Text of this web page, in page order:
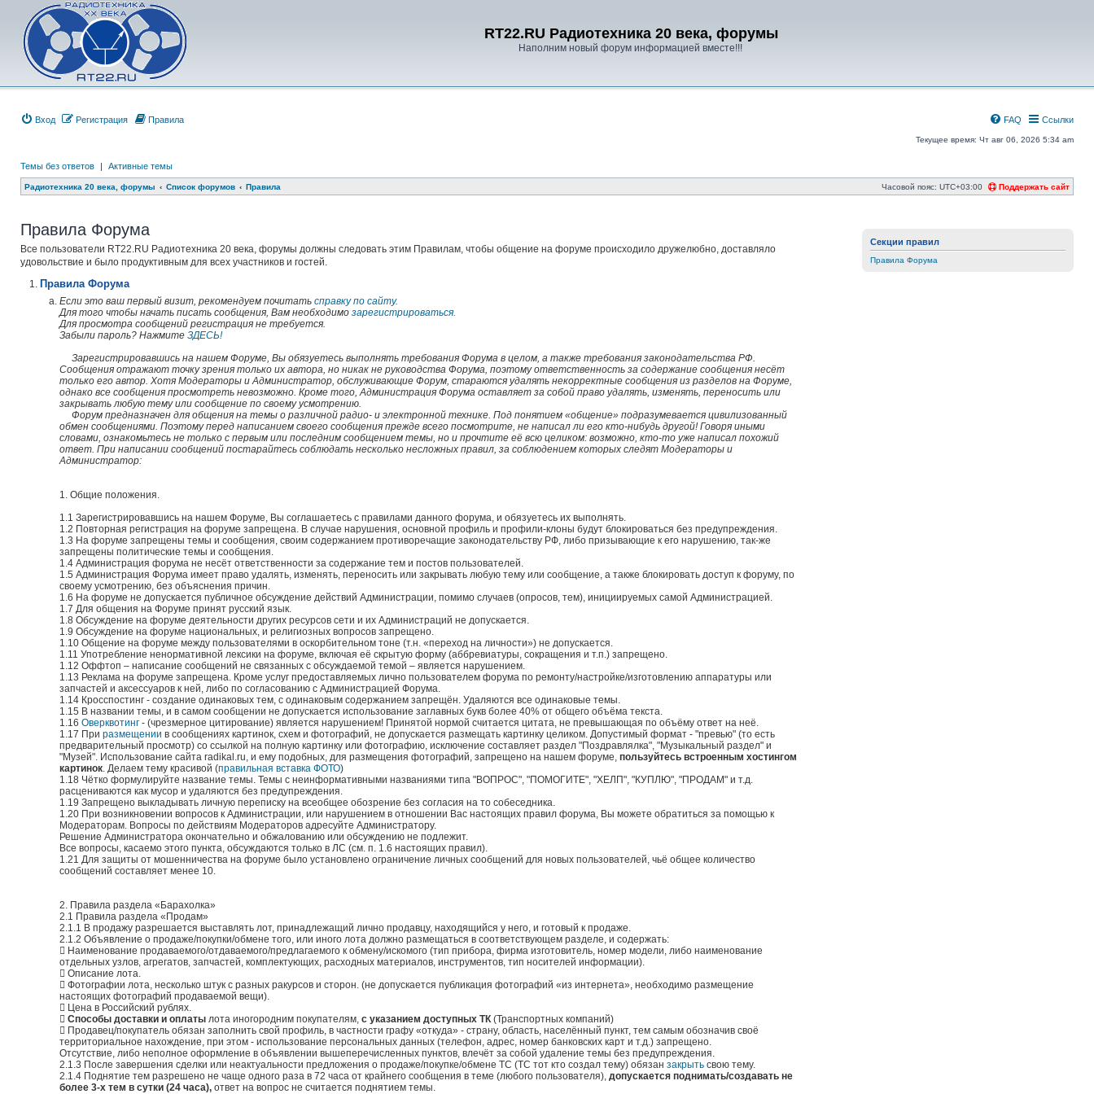
RT22.RU Радиотехника 20 века, форумы
Наполним новый форум информацией вместе!!!
Вход Регистрация Ссылки
FAQ
Правила
Текущее время: Чт авг 06, 2026 5:34 am
Темы без ответов | Активные темы
Радиотехника 20 века, форумы Список форумов Правила Поддержать сайт
Часовой пояс: UTC+03:00
Секции правил
Правила Форума
Правила Форума
Все пользователи RT22.RU Радиотехника 20 века, форумы должны следовать этим Правилам, чтобы общение на форуме происходило дружелюбно, доставляло
удовольствие и было продуктивным для всех участников и гостей.
Правила Форума
Если это ваш первый визит, рекомендуем почитать справку по сайту.
Для того чтобы начать писать сообщения, Вам необходимо зарегистрироваться.
Для просмотра сообщений регистрация не требуется.
Забыли пароль? Нажмите ЗДЕСЬ!
Зарегистрировавшись на нашем Форуме, Вы обязуетесь выполнять требования Форума в целом, а также требования законодательства РФ.
Сообщения отражают точку зрения только их автора, но никак не руководства Форума, поэтому ответственность за содержание сообщения несёт
только его автор. Хотя Модераторы и Администратор, обслуживающие Форум, стараются удалять некорректные сообщения из разделов на Форуме,
однако все сообщения просмотреть невозможно. Кроме того, Администрация Форума оставляет за собой право удалять, изменять, переносить или
закрывать любую тему или сообщение по своему усмотрению.
Форум предназначен для общения на темы о различной радио- и электронной технике. Под понятием «общение» подразумевается цивилизованный
обмен сообщениями. Поэтому перед написанием своего сообщения прежде всего посмотрите, не написал ли его кто-нибудь другой! Говоря иными
словами, ознакомьтесь не только с первым или последним сообщением темы, но и прочтите её всю целиком: возможно, кто-то уже написал похожий
ответ. При написании сообщений постарайтесь соблюдать несколько несложных правил, за соблюдением которых следят Модераторы и
Администратор:
1. Общие положения.
1.1 Зарегистрировавшись на нашем Форуме, Вы соглашаетесь с правилами данного форума, и обязуетесь их выполнять.
1.2 Повторная регистрация на форуме запрещена. В случае нарушения, основной профиль и профили-клоны будут блокироваться без предупреждения.
1.3 На форуме запрещены темы и сообщения, своим содержанием противоречащие законодательству РФ, либо призывающие к его нарушению, так-же
запрещены политические темы и сообщения.
1.4 Администрация форума не несёт ответственности за содержание тем и постов пользователей.
1.5 Администрация Форума имеет право удалять, изменять, переносить или закрывать любую тему или сообщение, а также блокировать доступ к форуму, по
своему усмотрению, без объяснения причин.
1.6 На форуме не допускается публичное обсуждение действий Администрации, помимо случаев (опросов, тем), инициируемых самой Администрацией.
1.7 Для общения на Форуме принят русский язык.
1.8 Обсуждение на форуме деятельности других ресурсов сети и их Администраций не допускается.
1.9 Обсуждение на форуме национальных, и религиозных вопросов запрещено.
1.10 Общение на форуме между пользователями в оскорбительном тоне (т.н. «переход на личности») не допускается.
1.11 Употребление ненормативной лексики на форуме, включая её скрытую форму (аббревиатуры, сокращения и т.п.) запрещено.
1.12 Оффтоп – написание сообщений не связанных с обсуждаемой темой – является нарушением.
1.13 Реклама на форуме запрещена. Кроме услуг предоставляемых лично пользователем форума по ремонту/настройке/изготовлению аппаратуры или
запчастей и аксессуаров к ней, либо по согласованию с Администрацией Форума.
1.14 Кросспостинг - создание одинаковых тем, с одинаковым содержанием запрещён. Удаляются все одинаковые темы.
1.15 В названии темы, и в самом сообщении не допускается использование заглавных букв более 40% от общего объёма текста.
1.16 Оверквотинг - (чрезмерное цитирование) является нарушением! Принятой нормой считается цитата, не превышающая по объёму ответ на неё.
1.17 При размещении в сообщениях картинок, схем и фотографий, не допускается размещать картинку целиком. Допустимый формат - "превью" (то есть
предварительный просмотр) со ссылкой на полную картинку или фотографию, исключение составляет раздел "Поздравлялка", "Музыкальный раздел" и
"Музей". Использование сайта rаdikаl.ru, и ему подобных, для размещения фотографий, запрещено на нашем форуме, пользуйтесь встроенным хостингом
картинок. Делаем тему красивой (правильная вставка ФОТО)
1.18 Чётко формулируйте название темы. Темы с неинформативными названиями типа "ВОПРОС", "ПОМОГИТЕ", "ХЕЛП", "КУПЛЮ", "ПРОДАМ" и т.д.
расцениваются как мусор и удаляются без предупреждения.
1.19 Запрещено выкладывать личную переписку на всеобщее обозрение без согласия на то собеседника.
1.20 При возникновении вопросов к Администрации, или нарушением в отношении Вас настоящих правил форума, Вы можете обратиться за помощью к
Модераторам. Вопросы по действиям Модераторов адресуйте Администратору.
Решение Администратора окончательно и обжалованию или обсуждению не подлежит.
Все вопросы, касаемо этого пункта, обсуждаются только в ЛС (см. п. 1.6 настоящих правил).
1.21 Для защиты от мошенничества на форуме было установлено ограничение личных сообщений для новых пользователей, чьё общее количество
сообщений составляет менее 10.
2. Правила раздела «Барахолка»
2.1 Правила раздела «Продам»
2.1.1 В продажу разрешается выставлять лот, принадлежащий лично продавцу, находящийся у него, и готовый к продаже.
2.1.2 Объявление о продаже/покупки/обмене того, или иного лота должно размещаться в соответствующем разделе, и содержать:
 Наименование продаваемого/отдаваемого/предлагаемого к обмену/искомого (тип прибора, фирма изготовитель, номер модели, либо наименование
отдельных узлов, агрегатов, запчастей, комплектующих, расходных материалов, инструментов, тип носителей информации).
 Описание лота.
 Фотографии лота, несколько штук с разных ракурсов и сторон. (не допускается публикация фотографий «из интернета», необходимо размещение
настоящих фотографий продаваемой вещи).
 Цена в Российский рублях.
 Способы доставки и оплаты лота иногородним покупателям, с указанием доступных ТК (Транспортных компаний)
 Продавец/покупатель обязан заполнить свой профиль, в частности графу «откуда» - страну, область, населённый пункт, тем самым обозначив своё
территориальное нахождение, при этом - использование персональных данных (телефон, адрес, номер банковских карт и т.д.) запрещено.
Отсутствие, либо неполное оформление в объявлении вышеперечисленных пунктов, влечёт за собой удаление темы без предупреждения.
2.1.3 После завершения сделки или неактуальности предложения о продаже/покупке/обмене ТС (ТС тот кто создал тему) обязан закрыть свою тему.
2.1.4 Поднятие тем разрешено не чаще одного раза в 72 часа от крайнего сообщения в теме (любого пользователя), допускается поднимать/создавать не
более 3-х тем в сутки (24 часа), ответ на вопрос не считается поднятием темы.